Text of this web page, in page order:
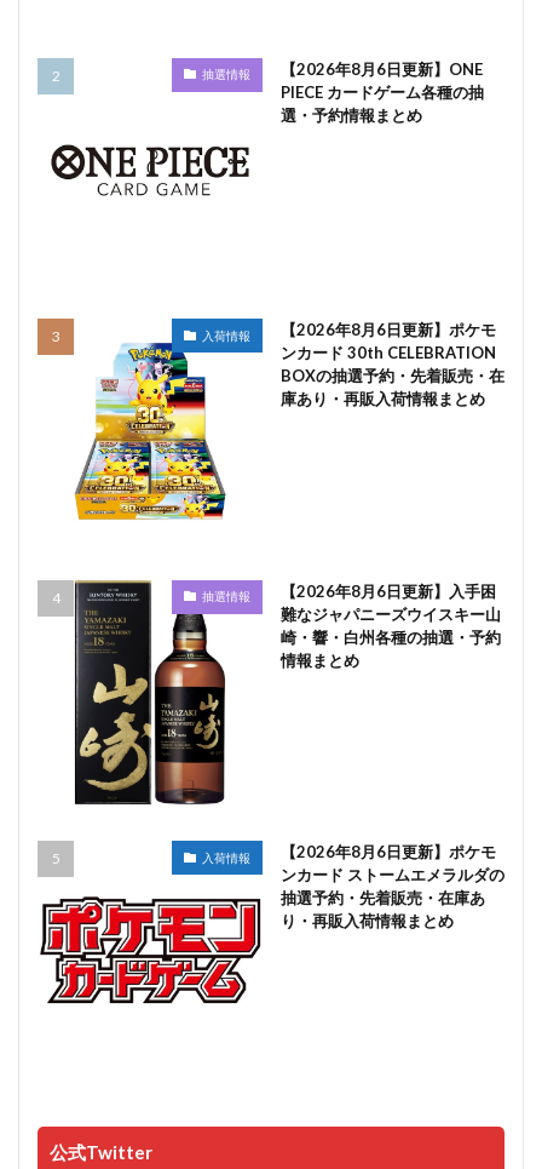
抽選情報
【2026年8月6日更新】ONE
PIECE カードゲーム各種の抽
選・予約情報まとめ
入荷情報
【2026年8月6日更新】ポケモ
ンカード 30th CELEBRATION
BOXの抽選予約・先着販売・在
庫あり・再販入荷情報まとめ
抽選情報
【2026年8月6日更新】入手困
難なジャパニーズウイスキー山
崎・響・白州各種の抽選・予約
情報まとめ
入荷情報
【2026年8月6日更新】ポケモ
ンカード ストームエメラルダの
抽選予約・先着販売・在庫あ
り・再販入荷情報まとめ
公式Twitter